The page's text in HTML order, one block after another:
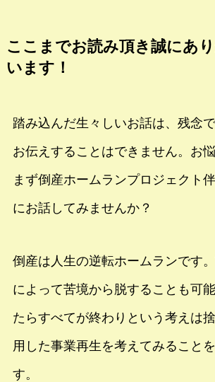
ここまでお読み頂き誠にあ
います！
踏み込んだ生々しいお話は、残念
お伝えすることはできません。お悩
まず倒産ホームランプロジェクト
にお話してみませんか？
倒産は人生の逆転ホームランです
によって苦境から脱することも可
たらすべてが終わりという考えは
用した事業再生を考えてみること
す。